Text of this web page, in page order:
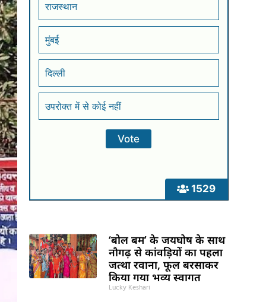
1529
राजस्थान
मुंबई
दिल्ली
उपरोक्त में से कोई नहीं
‘बोल बम’ के जयघोष के साथ
नौगढ़ से कांवड़ियों का पहला
जत्था रवाना, फूल बरसाकर
किया गया भव्य स्वागत
Lucky Keshari